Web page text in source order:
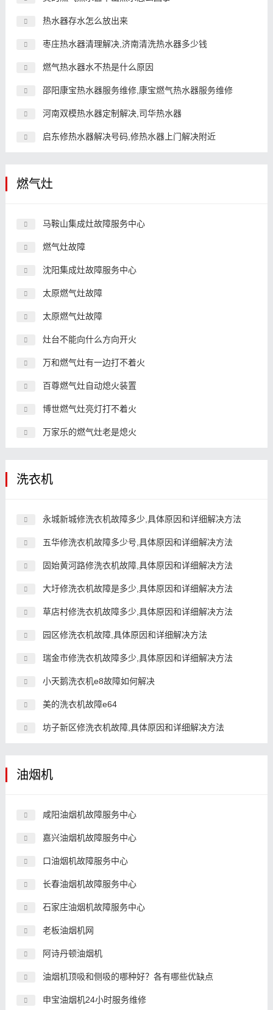
热水器存水怎么放出来
枣庄热水器清理解决,济南清洗热水器多少钱
燃气热水器水不热是什么原因
邵阳康宝热水器服务维修,康宝燃气热水器服务维修
河南双模热水器定制解决,司华热水器
启东修热水器解决号码,修热水器上门解决附近
燃气灶
马鞍山集成灶故障服务中心
燃气灶故障
沈阳集成灶故障服务中心
太原燃气灶故障
太原燃气灶故障
灶台不能向什么方向开火
万和燃气灶有一边打不着火
百尊燃气灶自动熄火装置
博世燃气灶亮灯打不着火
万家乐的燃气灶老是熄火
洗衣机
永城新城修洗衣机故障多少,具体原因和详细解决方法
五华修洗衣机故障多少号,具体原因和详细解决方法
固始黄河路修洗衣机故障,具体原因和详细解决方法
大圩修洗衣机故障是多少,具体原因和详细解决方法
草店村修洗衣机故障多少,具体原因和详细解决方法
园区修洗衣机故障,具体原因和详细解决方法
瑞金市修洗衣机故障多少,具体原因和详细解决方法
小天鹅洗衣机e8故障如何解决
美的洗衣机故障e64
坊子新区修洗衣机故障,具体原因和详细解决方法
油烟机
咸阳油烟机故障服务中心
嘉兴油烟机故障服务中心
口油烟机故障服务中心
长春油烟机故障服务中心
石家庄油烟机故障服务中心
老板油烟机网
阿诗丹顿油烟机
油烟机顶吸和侧吸的哪种好？各有哪些优缺点
申宝油烟机24小时服务维修